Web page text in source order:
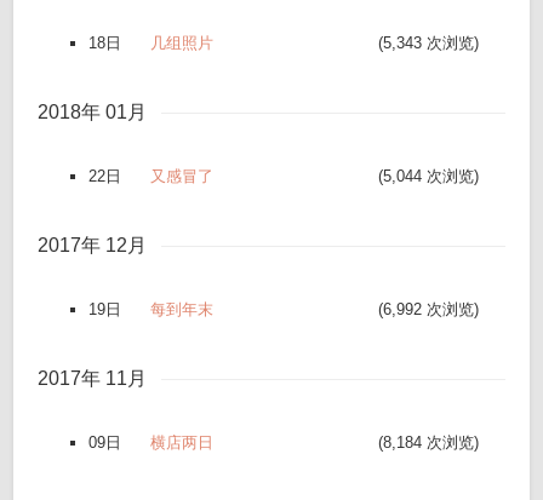
18日 几组照片 (5,343 次浏览)
2018年 01月
22日 又感冒了 (5,044 次浏览)
2017年 12月
19日 每到年末 (6,992 次浏览)
2017年 11月
09日 横店两日 (8,184 次浏览)